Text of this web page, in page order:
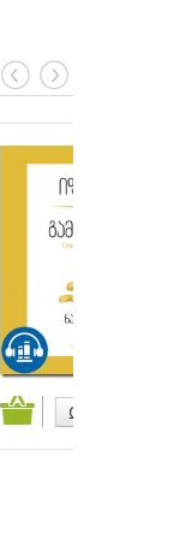
₾9.95 GEL
კალათაში დამატება